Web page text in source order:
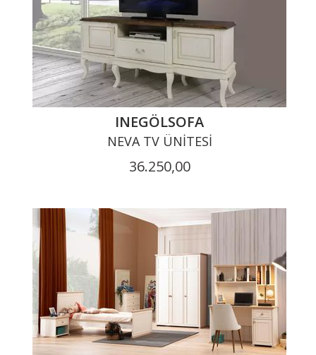
INEGÖLSOFA
NEVA TV ÜNITESI
36.250,00